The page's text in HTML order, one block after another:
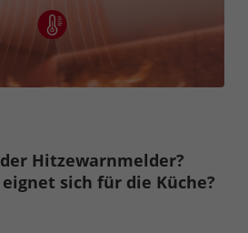
Hitzewarnmelder?
sich für die Küche?